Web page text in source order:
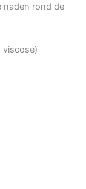
naden rond de
viscose)